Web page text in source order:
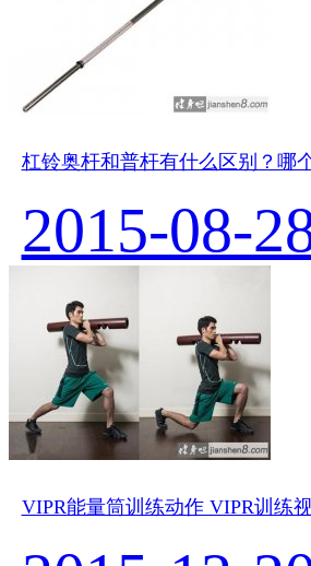
杠铃奥杆和普杆有什么区别？哪
2015-08-
VIPR能量筒训练动作 VIPR训练